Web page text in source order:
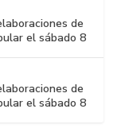
de
el sábado 8
de
el sábado 8